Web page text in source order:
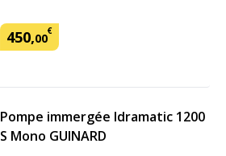
450,00€
Pompe immergée Idramatic 1200
S Mono GUINARD